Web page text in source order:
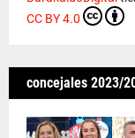
CC BY 4.0
concejales 2023/